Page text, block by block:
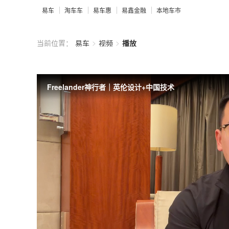
易车 淘车车 易车惠 易鑫金融 本地车市
当前位置： 易车 > 视频 > 播放
Freelander神行者｜英伦设计+中国技术